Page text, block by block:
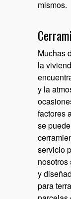
mismos.
Muchas
la
y la
factores
se
servicio
y
para